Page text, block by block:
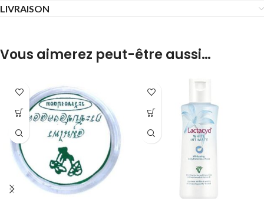
LIVRAISON
Vous aimerez peut-être aussi…